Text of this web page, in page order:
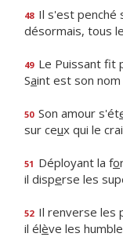
48 Il s'est penché
désormais, tous
49 Le Puissant fit
Saint est son nom
50 Son amour s'ét
sur ceux qui le
51 Déployant la fo
il disperse les
52 Il renverse les
il élève les